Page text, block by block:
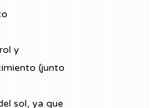
y
(junto
sol, ya que